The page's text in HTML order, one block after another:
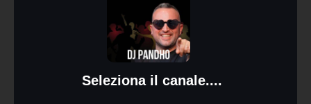
Seleziona il canale....